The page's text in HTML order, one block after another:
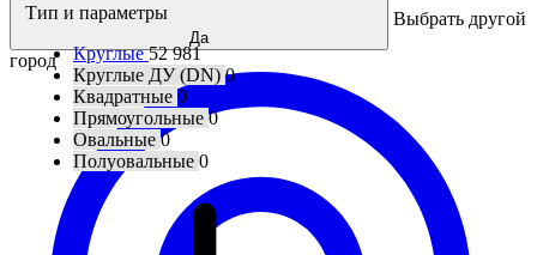
Да
Выбрать другой
город
Тип и параметры
Круглые52 981
Круглые ДУ (DN) 0
Квадратные 0
Прямоугольные 0
Овальные 0
Полуовальные 0